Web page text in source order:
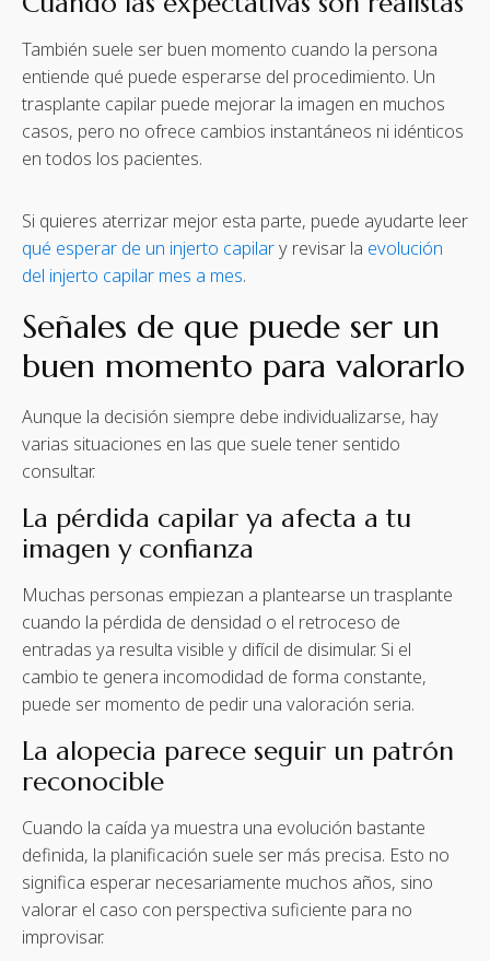
También suele ser buen momento cuando la persona
entiende qué puede esperarse del procedimiento. Un
trasplante capilar puede mejorar la imagen en muchos
casos, pero no ofrece cambios instantáneos ni idénticos
en todos los pacientes.
Si quieres aterrizar mejor esta parte, puede ayudarte leer
qué esperar de un injerto capilary revisar la evolución
del injerto capilar mes a mes.
Señales de que puede ser un
buen momento para valorarlo
Aunque la decisión siempre debe individualizarse, hay
varias situaciones en las que suele tener sentido
consultar.
La pérdida capilar ya afecta a tu
imagen y confianza
Muchas personas empiezan a plantearse un trasplante
cuando la pérdida de densidad o el retroceso de
entradas ya resulta visible y difícil de disimular. Si el
cambio te genera incomodidad de forma constante,
puede ser momento de pedir una valoración seria.
La alopecia parece seguir un patrón
reconocible
Cuando la caída ya muestra una evolución bastante
definida, la planificación suele ser más precisa. Esto no
significa esperar necesariamente muchos años, sino
valorar el caso con perspectiva suficiente para no
improvisar.